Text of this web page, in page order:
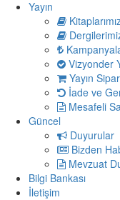
Yayın
Vizyonder
Yayın
İade ve
Mesafeli
Güncel
Duyurular
Bizden
Mevzuat
Bilgi Bankası
İletişim